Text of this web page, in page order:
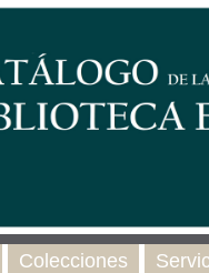
Colecciones